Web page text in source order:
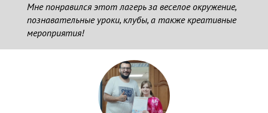
Мне понравился этот лагерь за веселое окружение,
познавательные уроки, клубы, а также креативные
мероприятия!